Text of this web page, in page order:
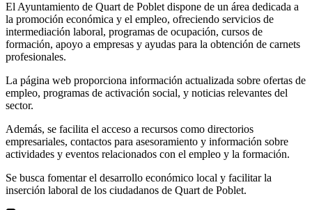
El Ayuntamiento de Quart de Poblet dispone de un área dedicada a
la promoción económica y el empleo, ofreciendo servicios de
intermediación laboral, programas de ocupación, cursos de
formación, apoyo a empresas y ayudas para la obtención de carnets
profesionales.
La página web proporciona información actualizada sobre ofertas de
empleo, programas de activación social, y noticias relevantes del
sector.
Además, se facilita el acceso a recursos como directorios
empresariales, contactos para asesoramiento y información sobre
actividades y eventos relacionados con el empleo y la formación.
Se busca fomentar el desarrollo económico local y facilitar la
inserción laboral de los ciudadanos de Quart de Poblet.